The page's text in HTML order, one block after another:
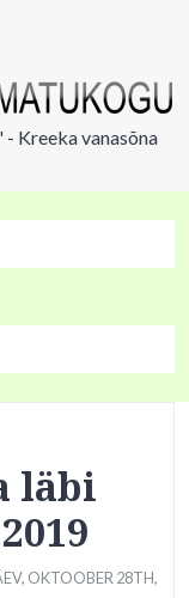
Kreeka vanasõna
läbi
, OKTOOBER 28TH,